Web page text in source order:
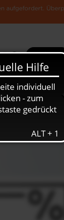
aufgefordert.
Mehr
Luxemburger